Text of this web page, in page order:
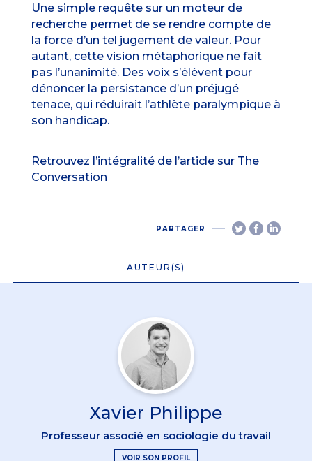
Une simple requête sur un moteur de
recherche permet de se rendre compte de
la force d’un tel jugement de valeur. Pour
autant, cette vision métaphorique ne fait
pas l’unanimité. Des voix s’élèvent pour
dénoncer la persistance d’un préjugé
tenace, qui réduirait l’athlète paralympique à
son handicap.
Retrouvez l’intégralité de l’article sur The
Conversation
PARTAGER
AUTEUR(S)
Xavier Philippe
Professeur associé en sociologie du travail
VOIR SON PROFIL